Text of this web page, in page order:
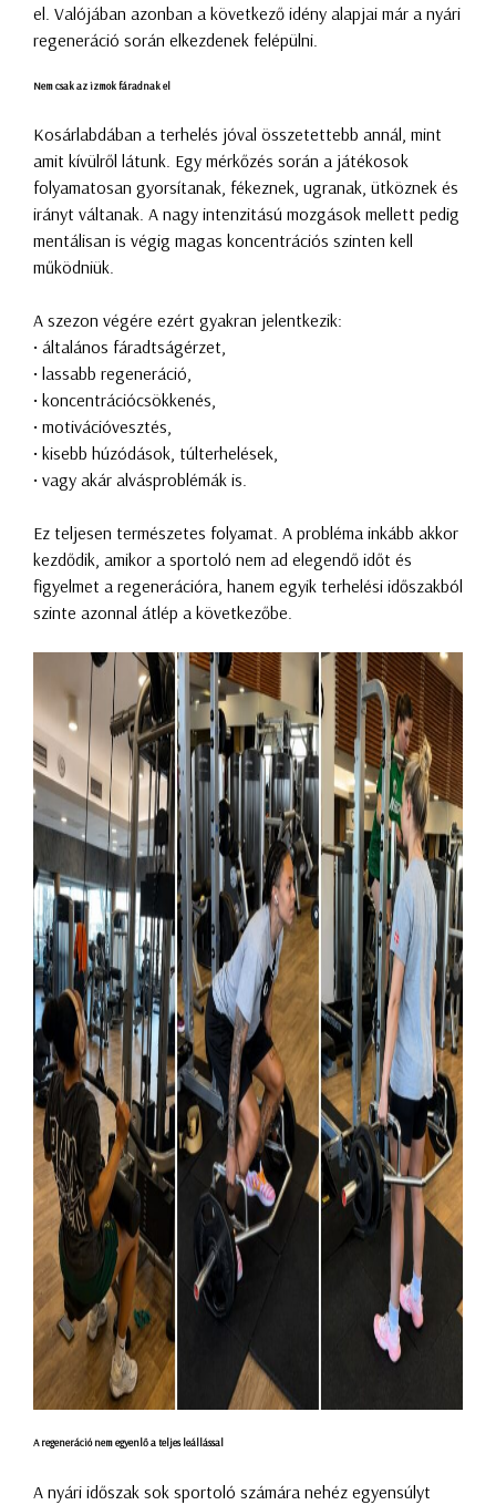
el. Valójában azonban a következő idény alapjai már a nyári
regeneráció során elkezdenek felépülni.
Nem csak az izmok fáradnak el
Kosárlabdában a terhelés jóval összetettebb annál, mint
amit kívülről látunk. Egy mérkőzés során a játékosok
folyamatosan gyorsítanak, fékeznek, ugranak, ütköznek és
irányt váltanak. A nagy intenzitású mozgások mellett pedig
mentálisan is végig magas koncentrációs szinten kell
működniük.
A szezon végére ezért gyakran jelentkezik:
• általános fáradtságérzet,
• lassabb regeneráció,
• koncentrációcsökkenés,
• motivációvesztés,
• kisebb húzódások, túlterhelések,
• vagy akár alvásproblémák is.
Ez teljesen természetes folyamat. A probléma inkább akkor
kezdődik, amikor a sportoló nem ad elegendő időt és
figyelmet a regenerációra, hanem egyik terhelési időszakból
szinte azonnal átlép a következőbe.
A regeneráció nem egyenlő a teljes leállással
A nyári időszak sok sportoló számára nehéz egyensúlyt